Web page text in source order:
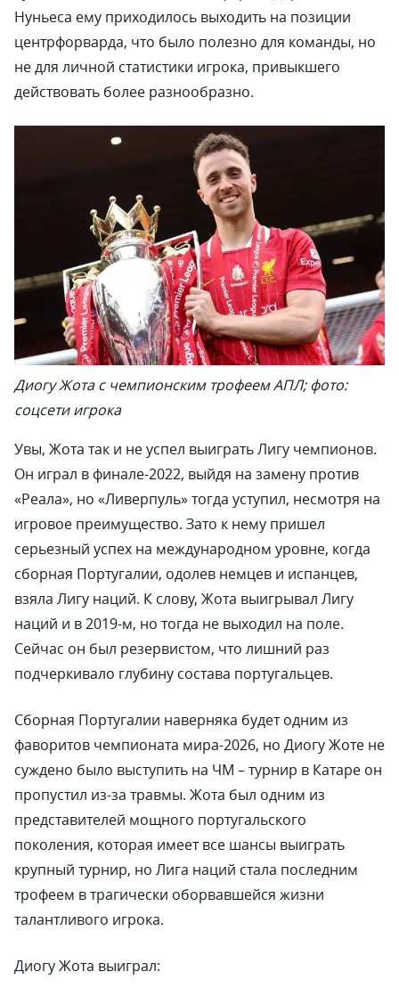
Нуньеса ему приходилось выходить на позиции
центрфорварда, что было полезно для команды, но
не для личной статистики игрока, привыкшего
действовать более разнообразно.
Диогу Жота с чемпионским трофеем АПЛ; фото:
соцсети игрока
Увы, Жота так и не успел выиграть Лигу чемпионов.
Он играл в финале-2022, выйдя на замену против
«Реала», но «Ливерпуль» тогда уступил, несмотря на
игровое преимущество. Зато к нему пришел
серьезный успех на международном уровне, когда
сборная Португалии, одолев немцев и испанцев,
взяла Лигу наций. К слову, Жота выигрывал Лигу
наций и в 2019-м, но тогда не выходил на поле.
Сейчас он был резервистом, что лишний раз
подчеркивало глубину состава португальцев.
Сборная Португалии наверняка будет одним из
фаворитов чемпионата мира-2026, но Диогу Жоте не
суждено было выступить на ЧМ – турнир в Катаре он
пропустил из-за травмы. Жота был одним из
представителей мощного португальского
поколения, которая имеет все шансы выиграть
крупный турнир, но Лига наций стала последним
трофеем в трагически оборвавшейся жизни
талантливого игрока.
Диогу Жота выиграл: